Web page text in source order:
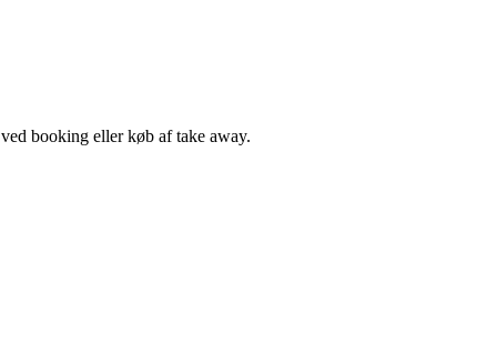
booking eller køb af take away.